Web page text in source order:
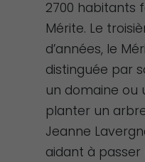
2700 habitants
Mérite. Le
d’années, le
distinguée par
un domaine ou
planter un
Jeanne
aidant à